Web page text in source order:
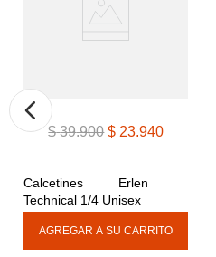
$ 39.900 $ 23.940
Calcetines Erlen
Technical 1/4 Unisex